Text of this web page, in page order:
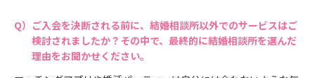
ご入会を決断される前に、結婚相談所以外でのサービスはご
検討されましたか？その中で、最終的に結婚相談所を選んだ
理由をお聞かせください。